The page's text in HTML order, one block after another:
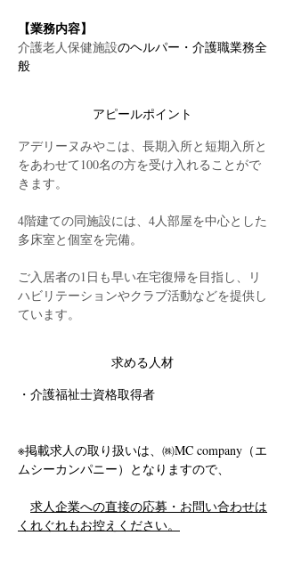
【業務内容】
介護老人保健施設のヘルパー・介護職業務全
般
アピールポイント
アデリーヌみやこは、長期入所と短期入所と
をあわせて100名の方を受け入れることがで
きます。
4階建ての同施設には、4人部屋を中心とした
多床室と個室を完備。
ご入居者の1日も早い在宅復帰を目指し、リ
ハビリテーションやクラブ活動などを提供し
ています。
求める人材
・介護福祉士資格取得者
※掲載求人の取り扱いは、㈱MC company（エ
ムシーカンパニー）となりますので、
求人企業への直接の応募・お問い合わせは
くれぐれもお控えください。